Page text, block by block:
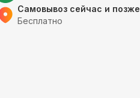
Самовывоз сейчас и позже
Бесплатно